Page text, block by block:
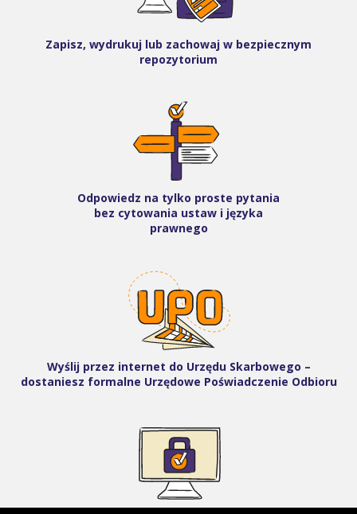
Zapisz, wydrukuj lub zachowaj w bezpiecznym
repozytorium
Odpowiedz na tylko proste pytania
bez cytowania ustaw i języka
prawnego
Wyślij przez internet do Urzędu Skarbowego –
dostaniesz formalne Urzędowe Poświadczenie Odbioru